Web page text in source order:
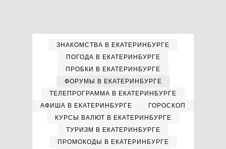
ЗНАКОМСТВА В ЕКАТЕРИНБУРГЕ
ПОГОДА В ЕКАТЕРИНБУРГЕ
ПРОБКИ В ЕКАТЕРИНБУРГЕ
ФОРУМЫ В ЕКАТЕРИНБУРГЕ
ТЕЛЕПРОГРАММА В ЕКАТЕРИНБУРГЕ
АФИША В ЕКАТЕРИНБУРГЕ
ГОРОСКОП
КУРСЫ ВАЛЮТ В ЕКАТЕРИНБУРГЕ
ТУРИЗМ В ЕКАТЕРИНБУРГЕ
ПРОМОКОДЫ В ЕКАТЕРИНБУРГЕ